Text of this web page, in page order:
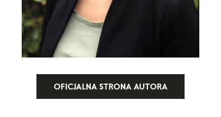
OFICJALNA STRONA AUTORA